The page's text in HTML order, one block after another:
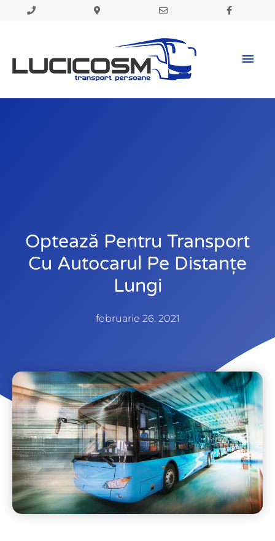
Optează Pentru Transport
Cu Autocarul Pe Distanțe
Lungi
februarie 26, 2021